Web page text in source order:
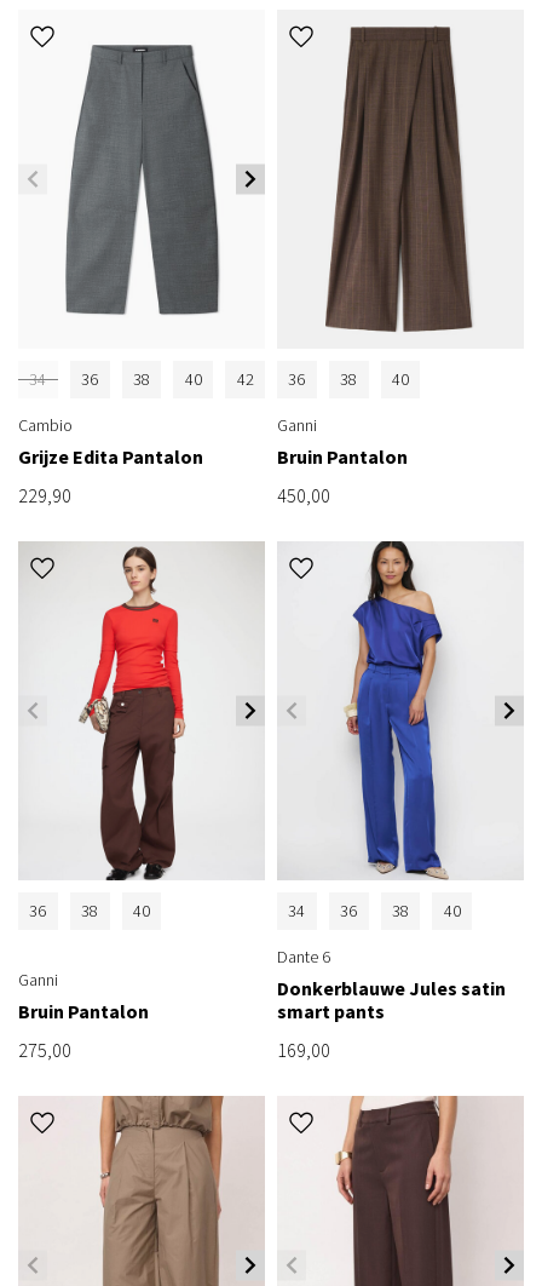
34 36 38 40 42
Cambio
Grijze Edita Pantalon
229,90
36 38 40
Ganni
Bruin Pantalon
450,00
36 38 40
Ganni
Bruin Pantalon
275,00
34 36 38 40
Dante 6
Donkerblauwe Jules satin
smart pants
169,00